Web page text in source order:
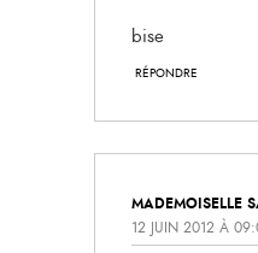
bise
RÉPONDRE
MADEMOISELLE
12 JUIN 2012 À